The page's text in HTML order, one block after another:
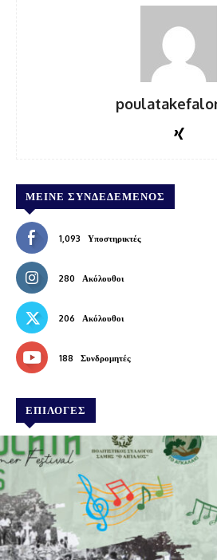
ΜΕΊΝΕ ΣΥΝΔΕΔΕΜΈΝΟΣ
1,093 Υποστηρικτές
280 Ακόλουθοι
206 Ακόλουθοι
188 Συνδρομητές
ΕΠΙΛΟΓΕΣ